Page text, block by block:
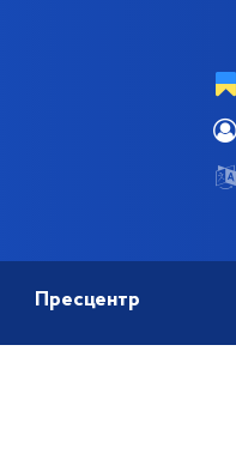
Пресцентр